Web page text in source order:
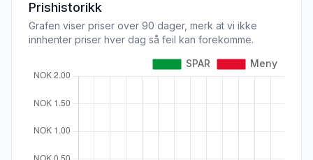
Prishistorikk
Grafen viser priser over 90 dager, merk at vi ikke
innhenter priser hver dag så feil kan forekomme.